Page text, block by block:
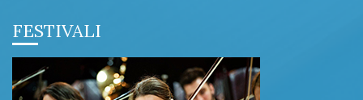
FESTIVALI